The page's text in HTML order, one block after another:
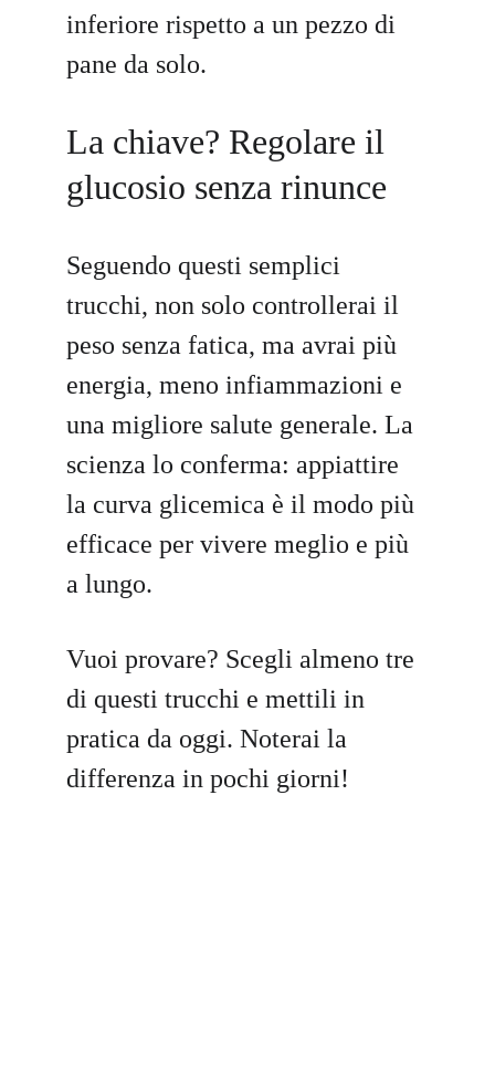
inferiore rispetto a un pezzo di
pane da solo.
La chiave? Regolare il
glucosio senza rinunce
Seguendo questi semplici
trucchi, non solo controllerai il
peso senza fatica, ma avrai più
energia, meno infiammazioni e
una migliore salute generale. La
scienza lo conferma: appiattire
la curva glicemica è il modo più
efficace per vivere meglio e più
a lungo.
Vuoi provare? Scegli almeno tre
di questi trucchi e mettili in
pratica da oggi. Noterai la
differenza in pochi giorni!